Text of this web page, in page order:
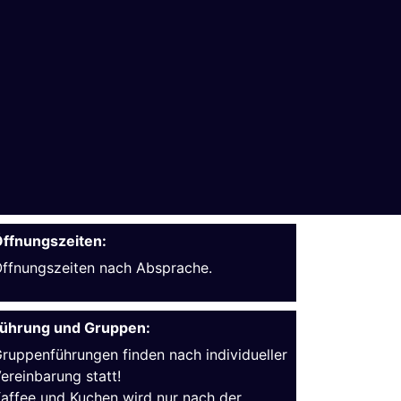
nach Absprache.
und Gruppen:
finden nach individueller
statt!